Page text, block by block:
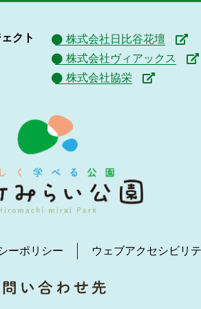
クト
株式会社日比谷花壇
株式会社ヴィアックス
株式会社協栄
ーポリシー ウェブアクセシビリ